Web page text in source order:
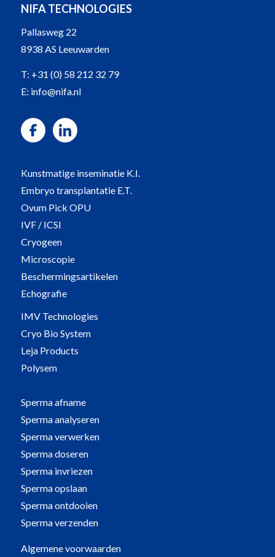
NIFA TECHNOLOGIES
Pallasweg 22
8938 AS Leeuwarden
T: +31 (0) 58 212 32 79
E: info@nifa.nl
Kunstmatige inseminatie K.I.
Embryo transplantatie E.T.
Ovum Pick OPU
IVF / ICSI
Cryogeen
Microscopie
Beschermingsartikelen
Echografie
IMV Technologies
Cryo Bio System
Leja Products
Polysem
Sperma afname
Sperma analyseren
Sperma verwerken
Sperma doseren
Sperma invriezen
Sperma opslaan
Sperma ontdooien
Sperma verzenden
Algemene voorwaarden